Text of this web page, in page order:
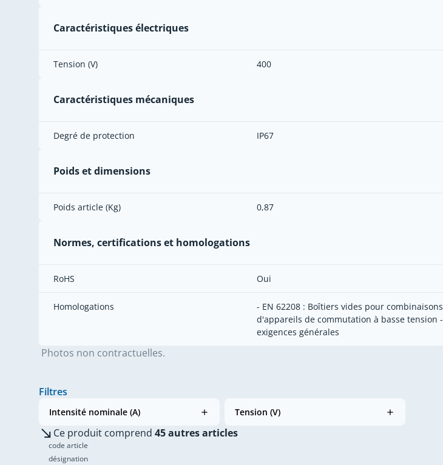
Caractéristiques électriques
Tension (V) 400
Caractéristiques mécaniques
Degré de protection IP67
Poids et dimensions
Poids article (Kg) 0,87
Normes, certifications et homologations
RoHS Oui
Homologations
- EN 62208 : Boîtiers vides pour combinaisons
d'appareils de commutation à basse tension -
exigences générales
Photos non contractuelles.
Filtres
Intensité nominale (A) Tension (V)
Ce produit comprend 45 autres articles
code article
désignation